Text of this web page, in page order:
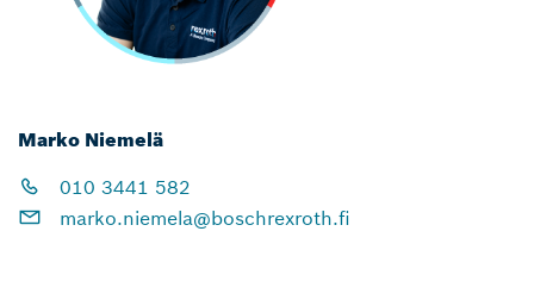
Marko Niemelä
010 3441 582
marko.niemela@boschrexroth.fi